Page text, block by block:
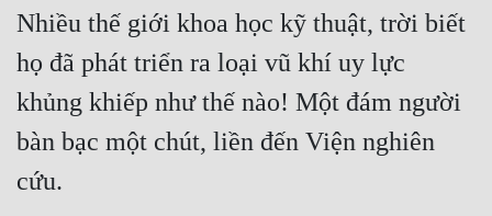
Góc Nhìn Nữ
Huyền Huyễn
Huyền Nghi
Huyền Ảo
Hài Hước
Nhiều thế giới khoa học kỹ thuật, trời biết
họ đã phát triển ra loại vũ khí uy lực
khủng khiếp như thế nào! Một đám người
bàn bạc một chút, liền đến Viện nghiên
cứu.